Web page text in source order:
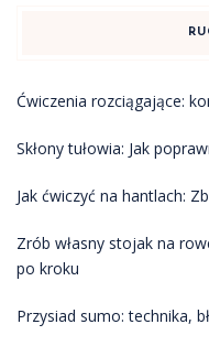
Ćwiczenia rozciągające:
Skłony tułowia: Jak
Jak ćwiczyć na hantlach:
Zrób własny stojak na
po kroku
Przysiad sumo: technika,